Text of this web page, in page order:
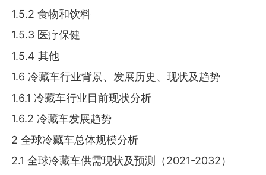
1.5.2 食物和饮料
1.5.3 医疗保健
1.5.4 其他
1.6 冷藏车行业背景、发展历史、现状及趋势
1.6.1 冷藏车行业目前现状分析
1.6.2 冷藏车发展趋势
2 全球冷藏车总体规模分析
2.1 全球冷藏车供需现状及预测（2021-2032）